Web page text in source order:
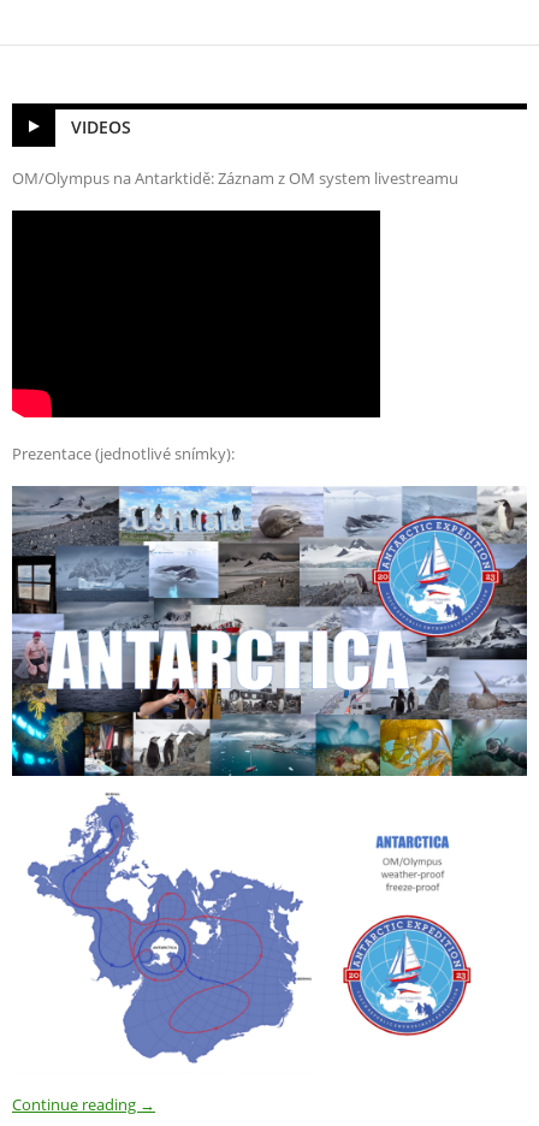
VIDEOS
OM/Olympus na Antarktidě: Záznam z OM system livestreamu
Prezentace (jednotlivé snímky):
Continue reading →